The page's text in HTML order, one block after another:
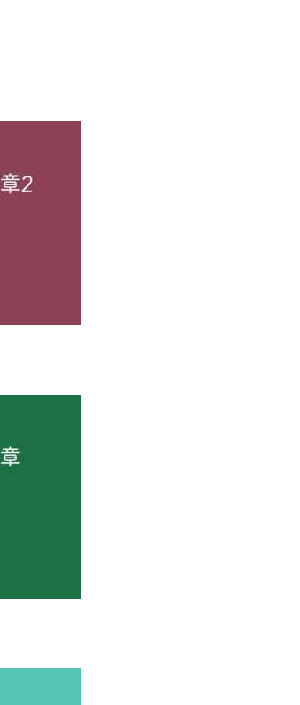
政策和招生计划，研究招生重大事宜。
体负责山西师范大学的本科招生工作。招生办
生、家长、媒体以及社会各界的监督。监察办
各省（区、市）高考报名人数、毕业生就业
生源的不平衡。
培养要求、投档成绩达到同批录取控制分数
疾人联合会印发的《普通高等学校招生体检
进行录取；录取时生源所在地市以高考电子
分到低分排序进行录取。投档成绩相同时，
的最低录取控制分数线的考生中，执行山
化考试成绩×50%+专业考试成绩